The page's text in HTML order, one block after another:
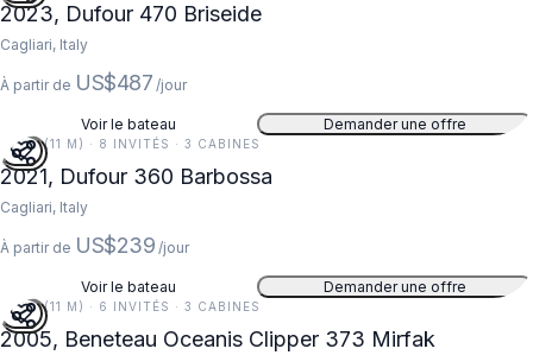
2023, Dufour 470 Briseide
Cagliari, Italy
À partir de US$487 /jour
Voir le bateau Demander une offre
35 FT (11 M) · 8 INVITÉS · 3 CABINES
2021, Dufour 360 Barbossa
Cagliari, Italy
À partir de US$239 /jour
Voir le bateau Demander une offre
37 FT (11 M) · 6 INVITÉS · 3 CABINES
2005, Beneteau Oceanis Clipper 373 Mirfak